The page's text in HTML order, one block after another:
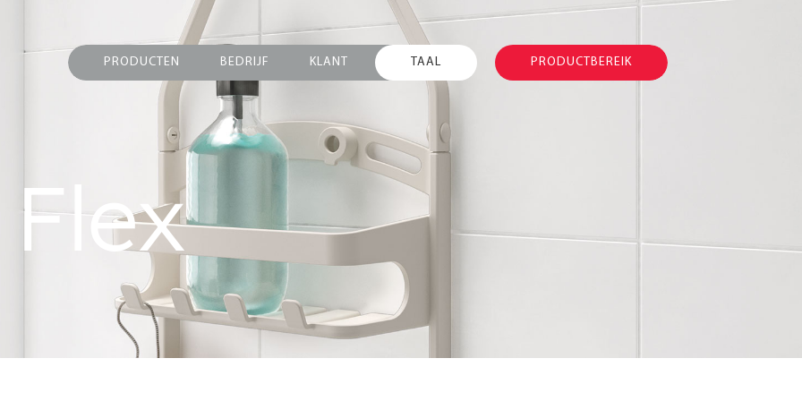
PRODUCTEN BEDRIJF KLANT TAAL PRODUCTBEREIK